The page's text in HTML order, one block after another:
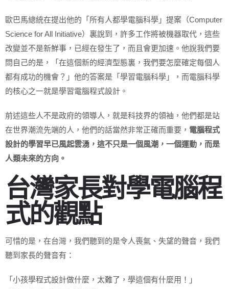
歐巴馬總統在提出他的「所有人都學電腦科學」提案（Computer
Science for All Initiative）裏說到，許多工作將被機器取代，這些
改變並不是新鮮事，已經在發生了，而且會更加速。他說我們要
問自己的是，「在這個新的經濟型態裏，我們要怎麼確定每個人
都有成功的機會？」他的答案是「學習電腦科學」，而電腦科學
的核心之一就是學習電腦程式設計。
前述這些人不是政府的領導人，就是科技界的領袖，他們都是站
在世界潮流先端的人，他們的話當然非常正確而重要， 電腦程式
設計的學習早已風起雲湧，這不只是一個風潮，一個運動，而是
人類未來的方向。
台灣家長對學電腦程
式的觀點
可惜的是，在台灣，我們聽到的是令人喪氣、失望的聲音，我們
聽到家長的聲音有：
「小孩學程式設計做什麼，太難了，學這個有什麼用！」